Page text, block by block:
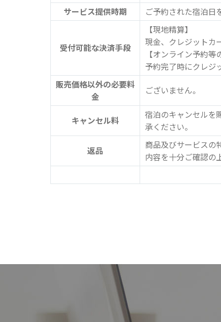
サービス提供時期
ご予約された宿泊日
受付可能な決済手段
【現地精算】
現金、クレジットカ
【オンライン予約
予約完了時にクレジ
販売価格以外の必要料
金
ございません。
キャンセル料
宿泊のキャンセルを
承ください。
返品
商品及びサービスの
内容を十分ご確認の